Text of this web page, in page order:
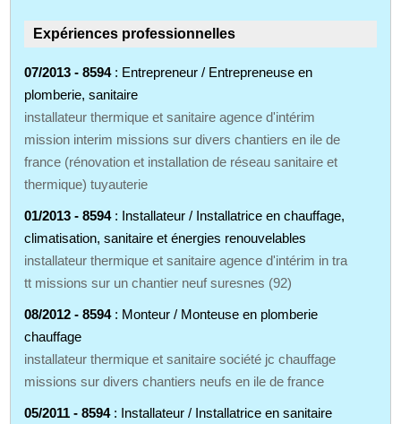
Expériences professionnelles
07/2013 - 8594: Entrepreneur / Entrepreneuse en
plomberie, sanitaire
installateur thermique et sanitaire agence d'intérim
mission interim missions sur divers chantiers en ile de
france (rénovation et installation de réseau sanitaire et
thermique) tuyauterie
01/2013 - 8594: Installateur / Installatrice en chauffage,
climatisation, sanitaire et énergies renouvelables
installateur thermique et sanitaire agence d'intérim in tra
tt missions sur un chantier neuf suresnes (92)
08/2012 - 8594: Monteur / Monteuse en plomberie
chauffage
installateur thermique et sanitaire société jc chauffage
missions sur divers chantiers neufs en ile de france
05/2011 - 8594: Installateur / Installatrice en sanitaire